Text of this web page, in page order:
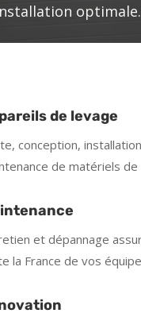
optimale.
de levage
conception,
de matériels de
et dépannage
la France de vos